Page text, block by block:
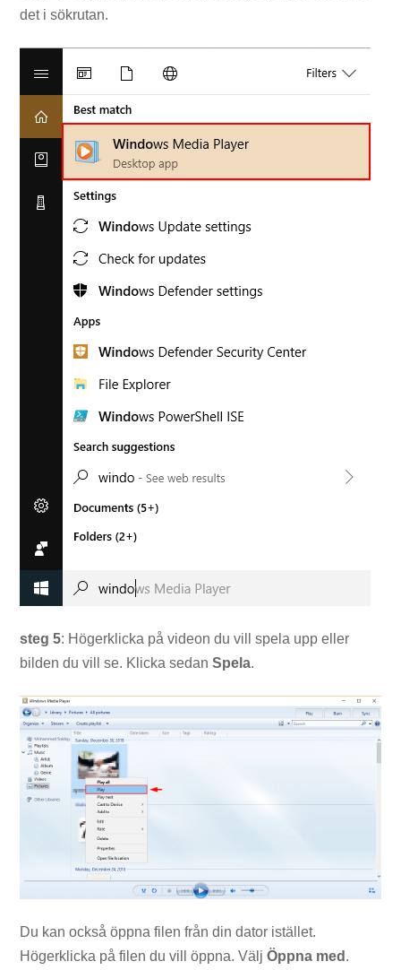
det i sökrutan.
steg 5: Högerklicka på videon du vill spela upp eller
bilden du vill se. Klicka sedanSpela.
Du kan också öppna filen från din dator istället.
Högerklicka på filen du vill öppna. VäljÖppna med .